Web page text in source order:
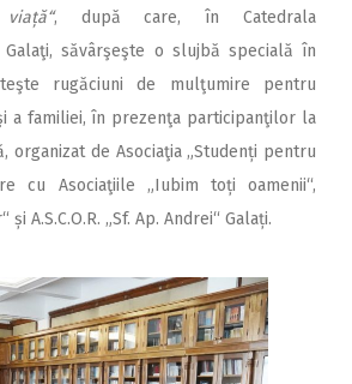
, după care, în Catedrala
Galaţi, săvârşeşte o slujbă specială în
rugăciuni de mulţumire pentru
a familiei, în prezenţa participanţilor la
organizat de Asociaţia „Studenți pentru
cu Asociaţiile „Iubim toți oamenii“,
A.S.C.O.R. „Sf. Ap. Andrei“ Galați.